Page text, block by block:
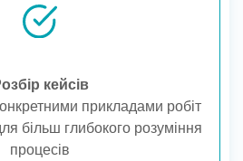
кейсів
прикладами робіт
більш глибокого розуміння
процесів